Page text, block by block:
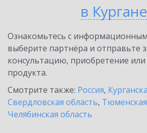
в Кургане
Ознакомьтесь с
выберите партнёра и отправьте
консультацию, приобретение
продукта.
Смотрите также: Россия,
Свердловская область,
Челябинская область